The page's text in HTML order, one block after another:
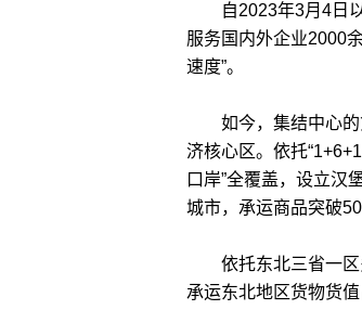
自2023年3月4日以
服务国内外企业2000
速度”。
如今，集结中心的
济核心区。依托
口岸”全覆盖，设立汉
城市，承运商品突破
依托东北三省一区多
承运东北地区货物货